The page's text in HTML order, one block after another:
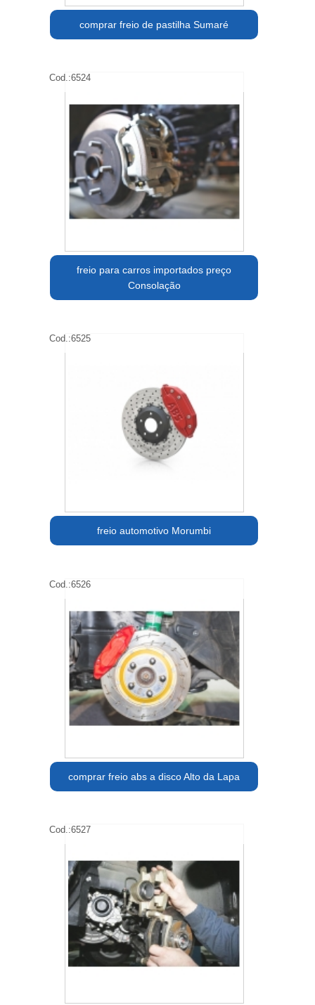
comprar freio de pastilha Sumaré
Cod.:6524
freio para carros importados preço
Consolação
Cod.:6525
freio automotivo Morumbi
Cod.:6526
comprar freio abs a disco Alto da Lapa
Cod.:6527